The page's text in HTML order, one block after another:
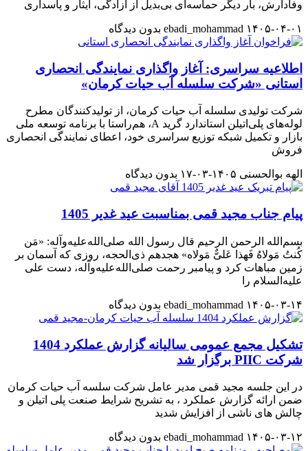
وفادارش، بار دیگر حماسه‌ای بی‌بدیل از آزادگی، ایثار و پاسداری
ebadi_mohammad ۱۴۰۵-۰۴-۰۱ بدون دیدگاه
اطلاعیه سراسری: آغاز واگذاری نمایندگی انحصاری
استانی «شرکت سلسله آب حیات کرمان»
شرکت تولیدی سلسله آب حیات کرمان، از تولیدکنندگان مطرح
لوله‌های پلی‌اتیلن استاندارد گرید A، هم‌راستا با برنامه توسعه ملی
بازار و تکمیل شبکه توزیع سراسری خود، اعطای نمایندگی انحصاری
فروش
الهه بوالحسنی ۱۴۰۵-۰۳-۱۷ بدون دیدگاه
پیام جناب مجید قمی بمناسبت عید غدیر 1405
بسم‌الله الرحمن الرحیم قال رسول الله صلی‌الله‌علیه‌وآله: «مَن
کُنتُ مَولاهُ فَهذا عَلیٌّ مَولاه» هجدهم ذی‌الحجه، روزی که آسمان بر
زمین مباهات کرد و پیامبر رحمت صلی‌الله‌علیه‌وآله، دست علی
علیه‌السلام را
ebadi_mohammad ۱۴۰۵-۰۳-۱۴ بدون دیدگاه
تشکیل مجمع عمومی سالیانه گزارش عملکرد 1404
شرکت PIIC برگزار شد
در این جلسه مجید قمی مدیر عامل شرکت سلسه آب حیات کرمان
ضمن ارائه گزارش عملکرد ، به تشریح شرایط صنعت پلی اتیلن و
چالش های ناشی از افزایش شدید
ebadi_mohammad ۱۴۰۵-۰۳-۱۲ بدون دیدگاه